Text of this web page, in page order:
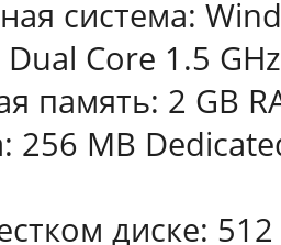
система:
Core 1.5
память: 2 GB
256 MB
диске: